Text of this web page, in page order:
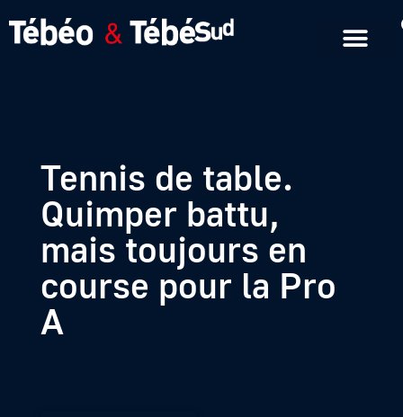
Tennis de table.
Quimper battu,
mais toujours en
course pour la Pro
A